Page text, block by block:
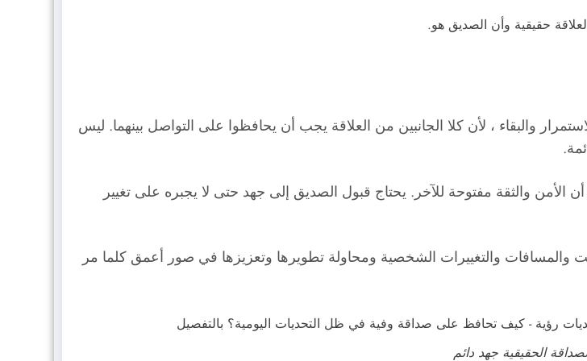
حقيقية وأن الصديق هو.
والبقاء ، لأن كلا الجانبين من العلاقة يجب أن يحافظوا على التواصل بينهما. ليس
والثقة مفتوحة للآخر. يحتاج قبول الصديق إلى جهد حتى لا يجبره على تغيير
والمسافات والتغييرات الشخصية ومحاولة تطويرها وتعزيزها في صور أعمق كلما مر
الحقيقية جهد دائم